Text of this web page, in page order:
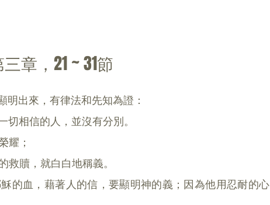
章，21 ~ 31節
明出來，有律法和先知為證：
切相信的人，並沒有分別。
耀；
救贖，就白白地稱義。
的血，藉著人的信，要顯明神的義；因為他用忍耐的心